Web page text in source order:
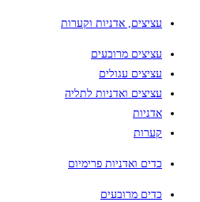
עציצים, אדניות וקערות
עציצים מרובעים
עציצים עגולים
עציצים ואדניות לתליה
אדניות
קערות
כדים ואדניות פרימיום
כדים מרובעים